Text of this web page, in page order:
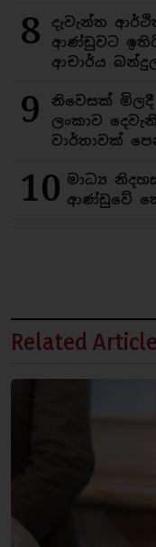
8
දැවැන්ත
ආණ්ඩුවට
ආචාර්ය
9
නිවෙසක්
ලංකාව
වාර්තාවක්
10 මාධ්‍ය
ආණ්ඩුවේ
Related